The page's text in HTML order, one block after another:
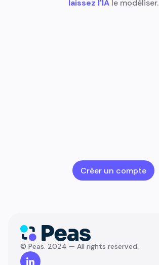
laissez l'IA le modéliser.
Créer un compte
© Peas. 2024 — All rights reserved.